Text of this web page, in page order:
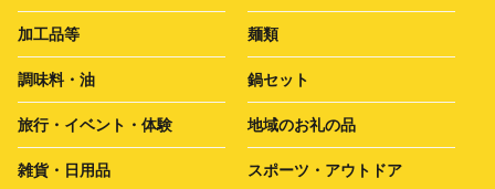
加工品等 麺類
調味料・油 鍋セット
旅行・イベント・体験 地域のお礼の品
雑貨・日用品 スポーツ・アウトドア